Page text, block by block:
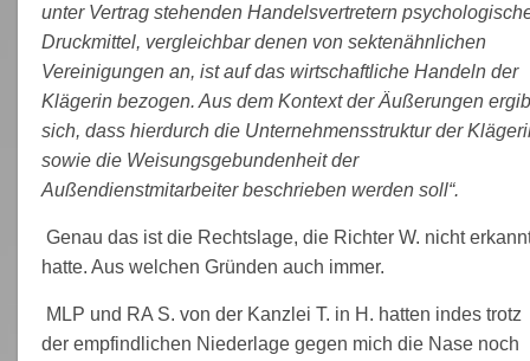
unter Vertrag stehenden Handelsvertretern
Druckmittel, vergleichbar denen von sektenähnlichen
Vereinigungen an, ist auf das wirtschaftliche Handeln der
Klägerin bezogen. Aus dem Kontext der Äußerungen
sich, dass hierdurch die Unternehmensstruktur der
sowie die Weisungsgebundenheit der
Außendienstmitarbeiter beschrieben werden soll“.
Genau das ist die Rechtslage, die Richter W. nicht
hatte. Aus welchen Gründen auch immer.
MLP und RA S. von der Kanzlei T. in H. hatten indes trotz
der empfindlichen Niederlage gegen mich die Nase noch